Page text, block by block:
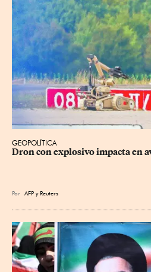
GEOPOLÍTICA
Dron con explosivo impacta en
Por AFP yReuters